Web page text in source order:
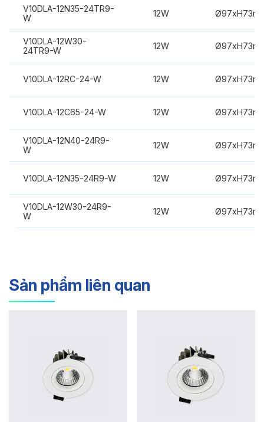
V10DLA-12N35-24TR9-
W
12W
V10DLA-12W30-
24TR9-W
12W
V10DLA-12RC-24-W 12W
V10DLA-12C65-24-W 12W
V10DLA-12N40-24R9-
W
12W
V10DLA-12N35-24R9-W 12W
V10DLA-12W30-24R9-
W
12W
Sản phẩm liên quan